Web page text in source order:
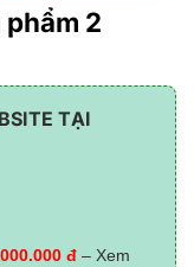
2
TẠI
đ – Xem